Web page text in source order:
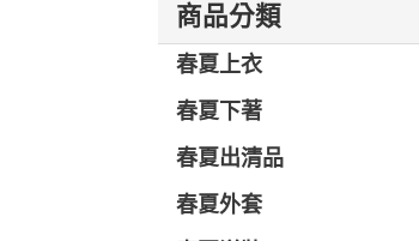
商品分類
春夏上衣
春夏下著
春夏出清品
春夏外套